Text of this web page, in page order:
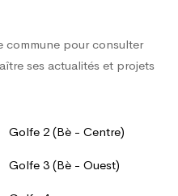
commune pour consulter
ses actualités et projets
Golfe 2 (Bè - Centre)
Golfe 3 (Bè - Ouest)